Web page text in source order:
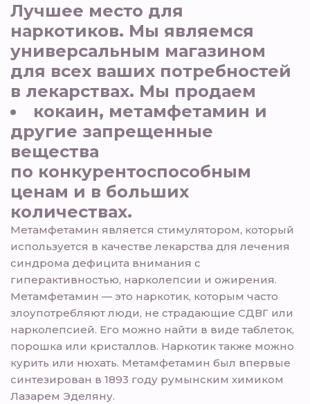
Лучшее место для
наркотиков. Мы являемся
универсальным магазином
для всех ваших потребностей
в лекарствах. Мы продаем
кокаин, метамфетамин и
другие запрещенные
вещества
по конкурентоспособным
ценам и в больших
количествах.
Метамфетамин является стимулятором, который
используется в качестве лекарства для лечения
синдрома дефицита внимания с
гиперактивностью, нарколепсии и ожирения.
Метамфетамин — это наркотик, которым часто
злоупотребляют люди, не страдающие СДВГ или
нарколепсией. Его можно найти в виде таблеток,
порошка или кристаллов. Наркотик также можно
курить или нюхать. Метамфетамин был впервые
синтезирован в 1893 году румынским химиком
Лазарем Эделяну.